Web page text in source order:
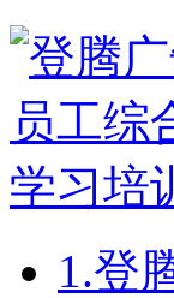
1.登